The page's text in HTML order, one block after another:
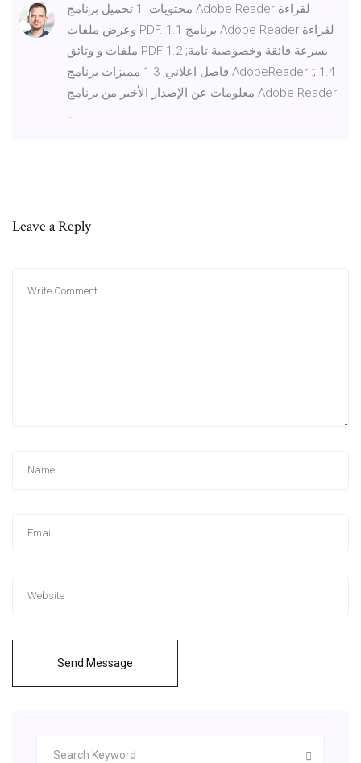
محتويات. 1 تحميل برنامج Adobe Reader لقراءة
وعرض ملفات PDF. 1.1 برنامج Adobe Reader لقراءة
ملفات و وثائق PDF بسرعة فائقة وخصوصية تامة; 1.2
فاصل اعلاني; 1.3 مميزات برنامج AdobeReader :; 1.4
معلومات عن الإصدار الأخير من برنامج Adobe Reader
…
Leave a Reply
Send Message